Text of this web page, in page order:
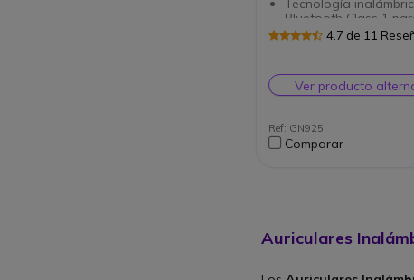
Tecnología
Bluetooth Class 1
alcance de 50/100m
Sujeción cómoda de
diadema
con Smartphone y
Compatible con
4.7 de 11
Ver producto
Ref: GN925
Comparar
Auriculares